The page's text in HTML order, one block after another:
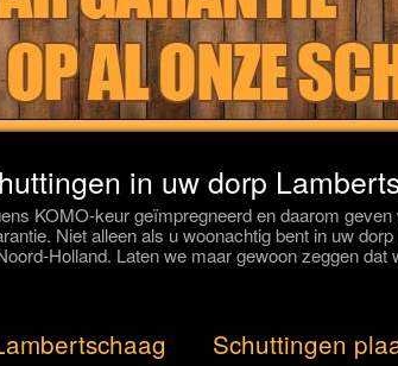
in uw dorp
KOMO-keur geïmpregneerd en daarom
Niet alleen als u woonachtig bent in uw
Holland. Laten we maar gewoon zeggen dat
Schuttingen